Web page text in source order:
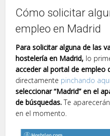
Cómo solicitar
empleo en Madrid
Para solicitar alguna de las
hostelería en Madrid, lo
acceder al portal de empleo
directamente pinchando
seleccionar “Madrid” en el
de búsquedas.Te
en el momento.